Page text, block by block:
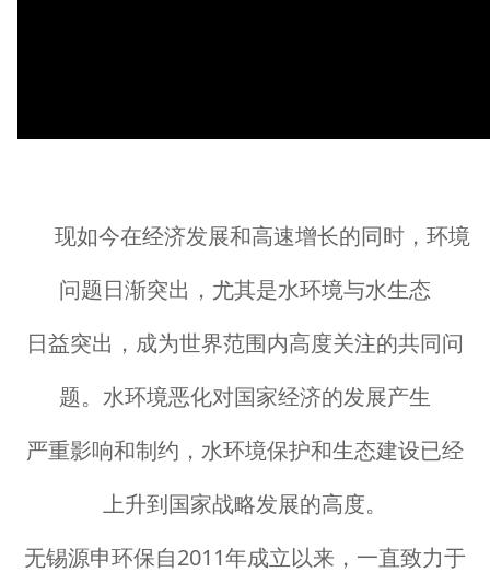
现如今在经济发展和高速增长的同时，环境
问题日渐突出，尤其是水环境与水生态
日益突出，成为世界范围内高度关注的共同问
题。水环境恶化对国家经济的发展产生
严重影响和制约，水环境保护和生态建设已经
上升到国家战略发展的高度。
无锡源申环保自2011年成立以来，一直致力于